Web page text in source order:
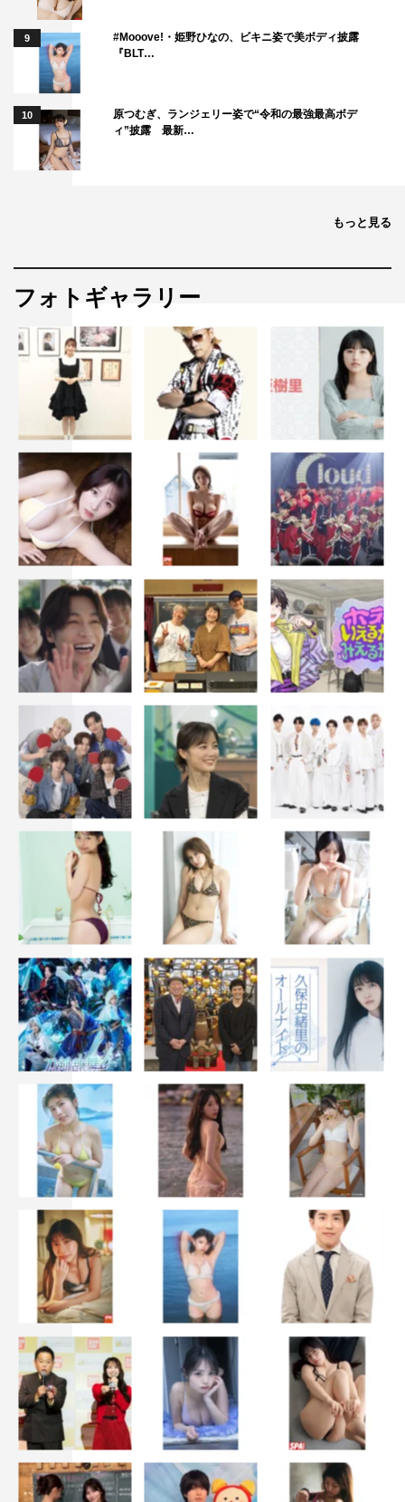
9
#Mooove!・姫野ひなの、ビキニ姿で美ボディ披露
『BLT…
10
原つむぎ、ランジェリー姿で“令和の最強最高ボデ
ィ”披露 最新…
もっと見る
フォトギャラリー